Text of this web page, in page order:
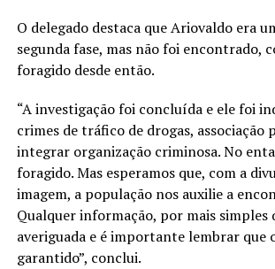
O delegado destaca que Ariovaldo era
segunda fase, mas não foi encontrado,
foragido desde então.
“A investigação foi concluída e ele foi
crimes de tráfico de drogas, associação
integrar organização criminosa. No
foragido. Mas esperamos que, com a
imagem, a população nos auxilie a
Qualquer informação, por mais simples
averiguada e é importante lembrar que
garantido”, conclui.